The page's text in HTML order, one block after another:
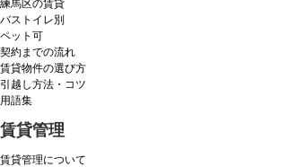
練馬区の賃貸
バストイレ別
ペット可
契約までの流れ
賃貸物件の選び方
引越し方法・コツ
用語集
賃貸管理
賃貸管理について